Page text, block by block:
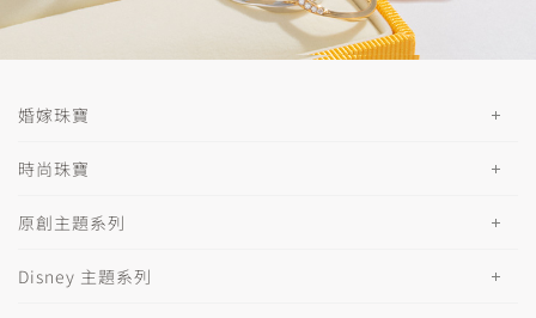
婚嫁珠寶
時尚珠寶
原創主題系列
Disney 主題系列